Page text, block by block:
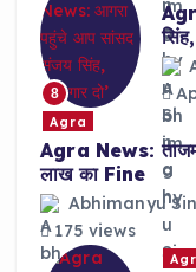
8
Agra
Agra News:
लाख का Fine
Abhimanyu
175 views